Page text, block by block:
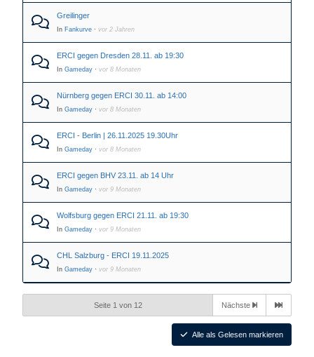
Greilinger
In Fankurve · vor 2 Jahren
ERCI gegen Dresden 28.11. ab 19:30
In Gameday · vor 8 Monaten
Nürnberg gegen ERCI 30.11. ab 14:00
In Gameday · vor 8 Monaten
ERCI - Berlin | 26.11.2025 19.30Uhr
In Gameday · vor 8 Monaten
ERCI gegen BHV 23.11. ab 14 Uhr
In Gameday · vor 9 Monaten
Wolfsburg gegen ERCI 21.11. ab 19:30
In Gameday · vor 9 Monaten
CHL Salzburg - ERCI 19.11.2025
In Gameday · vor 9 Monaten
Seite 1 von 12 Nächste
Alle als Gelesen markieren